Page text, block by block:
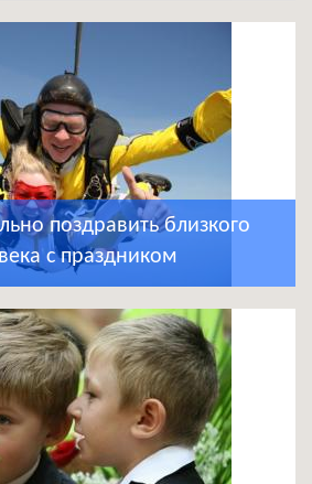
поздравить близкого
с праздником